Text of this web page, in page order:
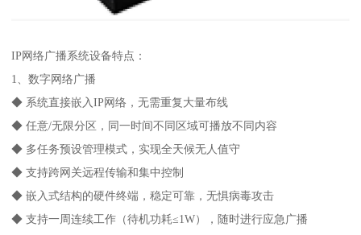
IP网络广播系统设备特点：
1、数字网络广播
◆ 系统直接嵌入IP网络，无需重复大量布线
◆ 任意/无限分区，同一时间不同区域可播放不同内容
◆ 多任务预设管理模式，实现全天候无人值守
◆ 支持跨网关远程传输和集中控制
◆ 嵌入式结构的硬件终端，稳定可靠，无惧病毒攻击
◆ 支持一周连续工作（待机功耗≤1W），随时进行应急广播